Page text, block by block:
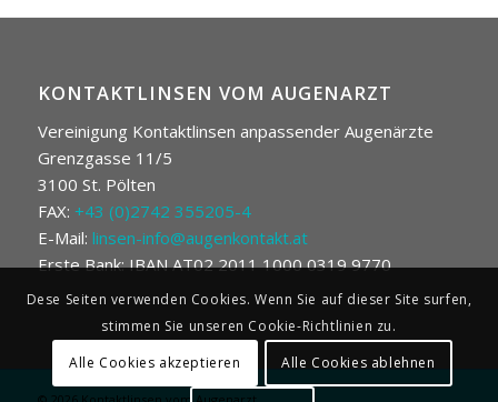
KONTAKTLINSEN VOM AUGENARZT
Vereinigung Kontaktlinsen anpassender Augenärzte
Grenzgasse 11/5
3100 St. Pölten
FAX: +43 (0)2742 355205-4
E-Mail: linsen-info@augenkontakt.at
Erste Bank: IBAN AT02 2011 1000 0319 9770
Dese Seiten verwenden Cookies. Wenn Sie auf dieser Site surfen,
stimmen Sie unseren Cookie-Richtlinien zu.
Alle Cookies akzeptieren
Alle Cookies ablehnen